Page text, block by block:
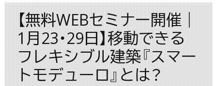
【無料WEBセミナー開催｜
1月23・29日】移動できる
フレキシブル建築『スマー
トモデューロ』とは？